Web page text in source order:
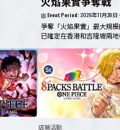
Event Period: 2026年11月28日
爭奪「火焰果實」最大規模
已確定在香港和吉隆坡兩地
店鋪活動